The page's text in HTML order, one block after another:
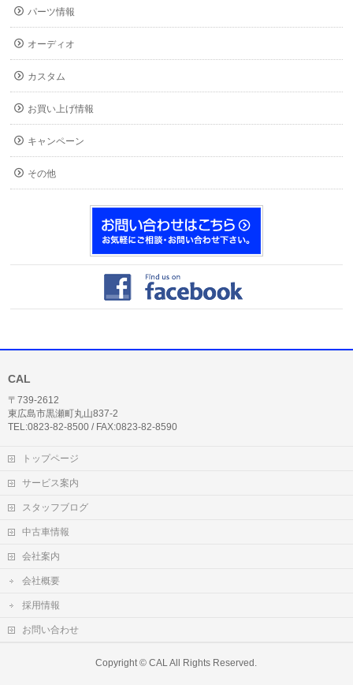
パーツ情報
オーディオ
カスタム
お買い上げ情報
キャンペーン
その他
CAL
〒739-2612
東広島市黒瀬町丸山837-2
TEL:0823-82-8500 / FAX:0823-82-8590
トップページ
サービス案内
スタッフブログ
中古車情報
会社案内
会社概要
採用情報
お問い合わせ
Copyright ©CALAll Rights Reserved.